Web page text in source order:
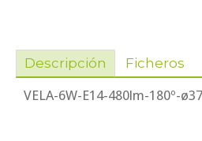
Descripción
Ficheros
VELA-6W-E14-480lm-180º-